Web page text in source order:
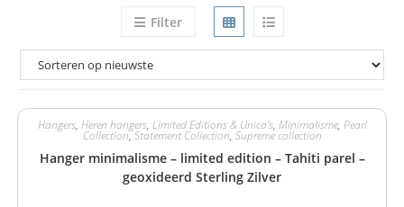
Filter
Hangers, Heren hangers, Limited Editions & Unica's, Minimalisme, Pearl
Collection,Statement Collection, Supreme collection
Hanger minimalisme – limited edition – Tahiti parel –
geoxideerd Sterling Zilver